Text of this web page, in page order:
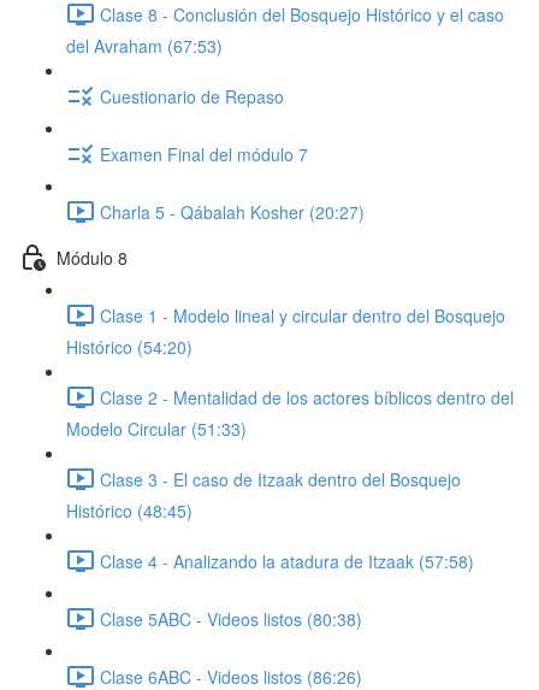
Clase 8 - Conclusión del Bosquejo Histórico y el caso
del Avraham (67:53)
Cuestionario de Repaso
Examen Final del módulo 7
Charla 5 - Qábalah Kosher (20:27)
Módulo 8
Clase 1 - Modelo lineal y circular dentro del Bosquejo
Histórico (54:20)
Clase 2 - Mentalidad de los actores bíblicos dentro del
Modelo Circular (51:33)
Clase 3 - El caso de Itzaak dentro del Bosquejo
Histórico (48:45)
Clase 4 - Analizando la atadura de Itzaak (57:58)
Clase 5ABC - Videos listos (80:38)
Clase 6ABC - Videos listos (86:26)